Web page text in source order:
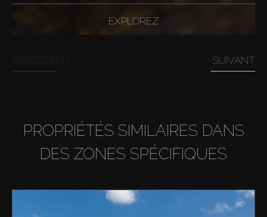
EXPLOREZ
SUIVANT
PROPRIÉTÉS SIMILAIRES DANS
DES ZONES SPÉCIFIQUES